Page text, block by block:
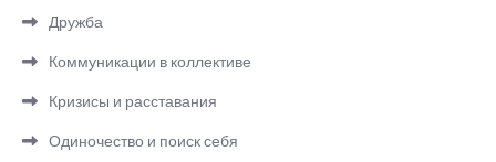
Дружба
Коммуникации в коллективе
Кризисы и расставания
Одиночество и поиск себя